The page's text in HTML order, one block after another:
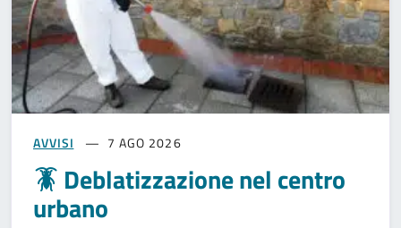
AVVISI 7 AGO 2026
🪳 Deblatizzazione nel centro
urbano